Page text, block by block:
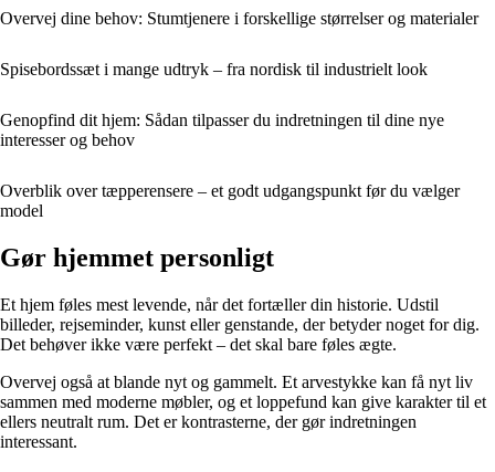
Overvej dine behov: Stumtjenere i forskellige størrelser og materialer
Spisebordssæt i mange udtryk – fra nordisk til industrielt look
Genopfind dit hjem: Sådan tilpasser du indretningen til dine nye
interesser og behov
Overblik over tæpperensere – et godt udgangspunkt før du vælger
model
Gør hjemmet personligt
Et hjem føles mest levende, når det fortæller din historie. Udstil
billeder, rejseminder, kunst eller genstande, der betyder noget for dig.
Det behøver ikke være perfekt – det skal bare føles ægte.
Overvej også at blande nyt og gammelt. Et arvestykke kan få nyt liv
sammen med moderne møbler, og et loppefund kan give karakter til et
ellers neutralt rum. Det er kontrasterne, der gør indretningen
interessant.